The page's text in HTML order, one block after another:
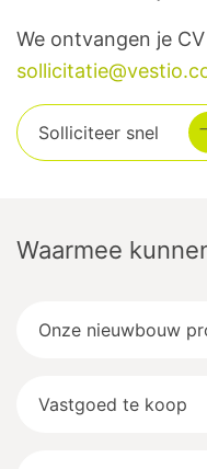
We ontvangen je
Solliciteer snel
Waarmee
Onze nieuwbouw
Vastgoed te koop